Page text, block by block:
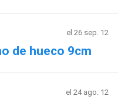
el 26 sep. 12
de hueco 9cm
el 24 ago. 12